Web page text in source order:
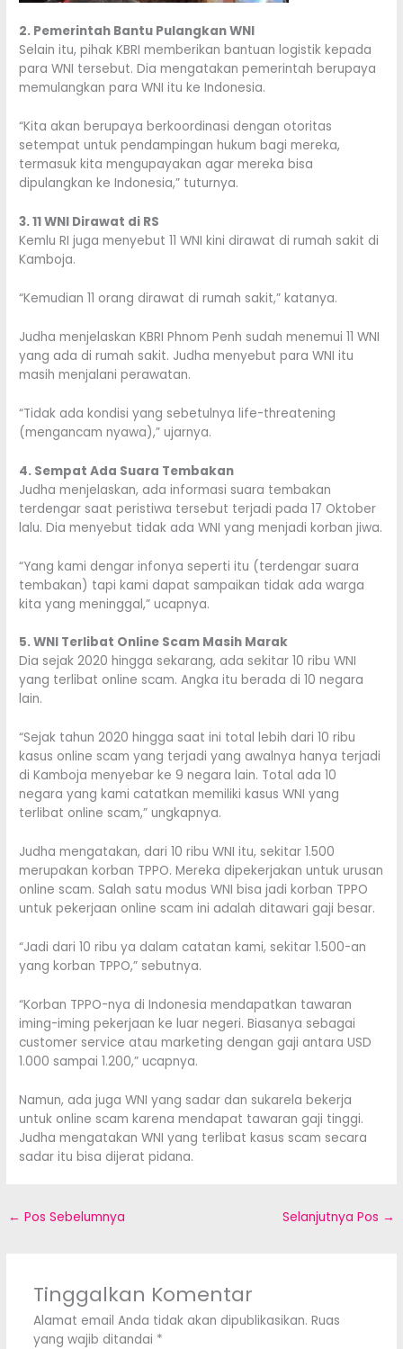
2. Pemerintah Bantu Pulangkan WNI
Selain itu, pihak KBRI memberikan bantuan logistik kepada
para WNI tersebut. Dia mengatakan pemerintah berupaya
memulangkan para WNI itu ke Indonesia.
“Kita akan berupaya berkoordinasi dengan otoritas
setempat untuk pendampingan hukum bagi mereka,
termasuk kita mengupayakan agar mereka bisa
dipulangkan ke Indonesia,” tuturnya.
3. 11 WNI Dirawat di RS
Kemlu RI juga menyebut 11 WNI kini dirawat di rumah sakit di
Kamboja.
“Kemudian 11 orang dirawat di rumah sakit,” katanya.
Judha menjelaskan KBRI Phnom Penh sudah menemui 11 WNI
yang ada di rumah sakit. Judha menyebut para WNI itu
masih menjalani perawatan.
“Tidak ada kondisi yang sebetulnya life-threatening
(mengancam nyawa),” ujarnya.
4. Sempat Ada Suara Tembakan
Judha menjelaskan, ada informasi suara tembakan
terdengar saat peristiwa tersebut terjadi pada 17 Oktober
lalu. Dia menyebut tidak ada WNI yang menjadi korban jiwa.
“Yang kami dengar infonya seperti itu (terdengar suara
tembakan) tapi kami dapat sampaikan tidak ada warga
kita yang meninggal,” ucapnya.
5. WNI Terlibat Online Scam Masih Marak
Dia sejak 2020 hingga sekarang, ada sekitar 10 ribu WNI
yang terlibat online scam. Angka itu berada di 10 negara
lain.
“Sejak tahun 2020 hingga saat ini total lebih dari 10 ribu
kasus online scam yang terjadi yang awalnya hanya terjadi
di Kamboja menyebar ke 9 negara lain. Total ada 10
negara yang kami catatkan memiliki kasus WNI yang
terlibat online scam,” ungkapnya.
Judha mengatakan, dari 10 ribu WNI itu, sekitar 1.500
merupakan korban TPPO. Mereka dipekerjakan untuk urusan
online scam. Salah satu modus WNI bisa jadi korban TPPO
untuk pekerjaan online scam ini adalah ditawari gaji besar.
“Jadi dari 10 ribu ya dalam catatan kami, sekitar 1.500-an
yang korban TPPO,” sebutnya.
“Korban TPPO-nya di Indonesia mendapatkan tawaran
iming-iming pekerjaan ke luar negeri. Biasanya sebagai
customer service atau marketing dengan gaji antara USD
1.000 sampai 1.200,” ucapnya.
Namun, ada juga WNI yang sadar dan sukarela bekerja
untuk online scam karena mendapat tawaran gaji tinggi.
Judha mengatakan WNI yang terlibat kasus scam secara
sadar itu bisa dijerat pidana.
← Pos Sebelumnya Selanjutnya Pos →
Tinggalkan Komentar
Alamat email Anda tidak akan dipublikasikan. Ruas
yang wajib ditandai *